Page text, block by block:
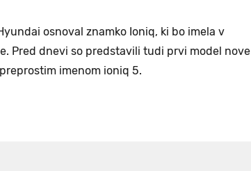
osnoval znamko Ioniq, ki bo imela v
Pred dnevi so predstavili tudi prvi model nove
imenom ioniq 5.